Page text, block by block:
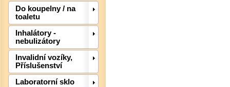
Do koupelny / na
toaletu
Inhalátory -
nebulizátory
Invalidní vozíky,
Příslušenství
Laboratorní sklo